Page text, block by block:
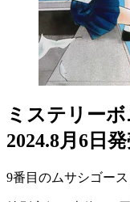
ミステリー
2024.8月6日発
9番目のムサシゴー